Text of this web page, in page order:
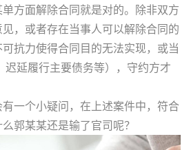
方面解除合同就是对的。除非双方
，或者存在当事人可以解除合同的
抗力使得合同目的无法实现，或当
迟延履行主要债务等），守约方才
一个小疑问，在上述案件中，符合
郭某某还是输了官司呢？